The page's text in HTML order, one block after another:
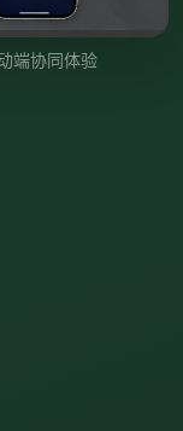
端协同体验